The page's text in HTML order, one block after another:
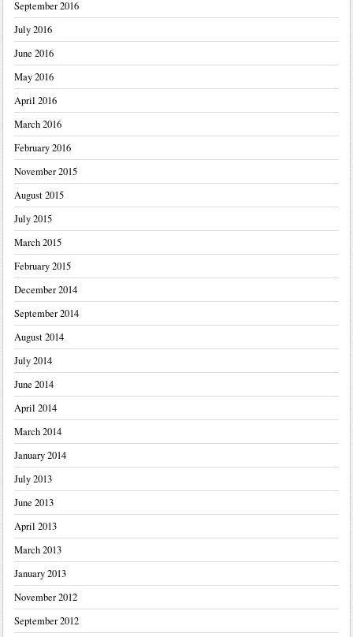
September 2016
July 2016
June 2016
May 2016
April 2016
March 2016
February 2016
November 2015
August 2015
July 2015
March 2015
February 2015
December 2014
September 2014
August 2014
July 2014
June 2014
April 2014
March 2014
January 2014
July 2013
June 2013
April 2013
March 2013
January 2013
November 2012
September 2012